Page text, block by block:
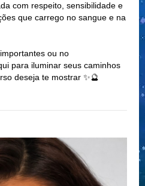
com respeito, sensibilidade e
que carrego no sangue e na
ou no
para iluminar seus caminhos
deseja te mostrar ✨🔮